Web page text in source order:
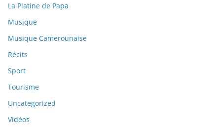
La Platine de Papa
Musique
Musique Camerounaise
Récits
Sport
Tourisme
Uncategorized
Vidéos